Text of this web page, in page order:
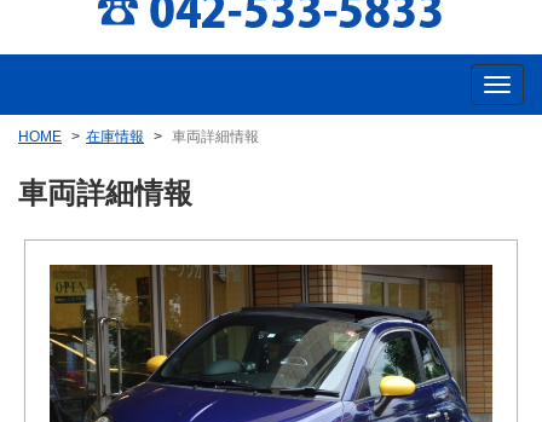
HOME 在庫情報 車両詳細情報
車両詳細情報